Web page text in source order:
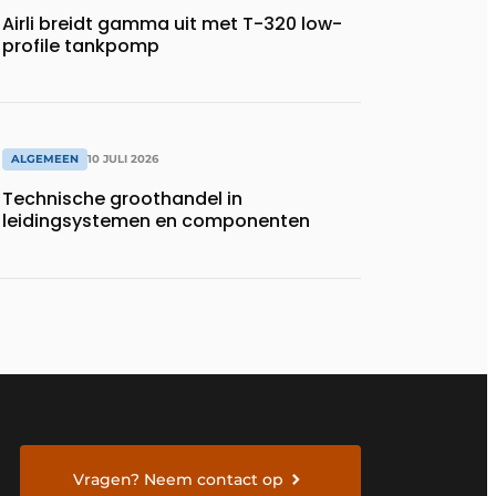
Airli breidt gamma uit met T-320 low-
profile tankpomp
ALGEMEEN 10 JULI 2026
Technische groothandel in
leidingsystemen en componenten
Vragen? Neem contact op